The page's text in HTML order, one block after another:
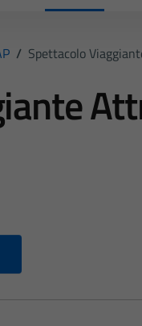
/ Spettacolo